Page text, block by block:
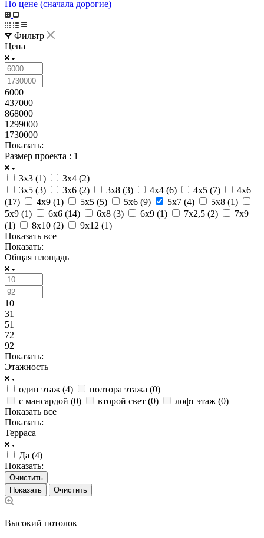
По цене (сначала дорогие)
Фильтр
Цена
6000
437000
868000
1299000
1730000
Показать:
Размер проекта : 1
3x3 (1) 3x4 (2)
3x5 (3) 3x6 (2) 3x8 (3) 4x4 (6) 4x5 (7)
4x6
(17) 4x9 (1) 5x5 (5) 5x6 (9) 5x7 (4) 5x8 (1)
5x9 (1) 6x6 (14) 6x8 (3) 6x9 (1) 7x2,5 (2)
7x9
(1) 8x10 (2) 9x12 (1)
Показать все
Показать:
Общая площадь
10
31
51
72
92
Показать:
Этажность
один этаж (4) полтора этажа (0)
с мансардой (0) второй свет (0) лофт этаж (0)
Показать все
Показать:
Терраса
Да (4)
Показать:
Очистить
Очистить
Высокий потолок